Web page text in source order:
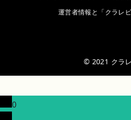
運営者情報と「クラレ
© 2021 クラ
0